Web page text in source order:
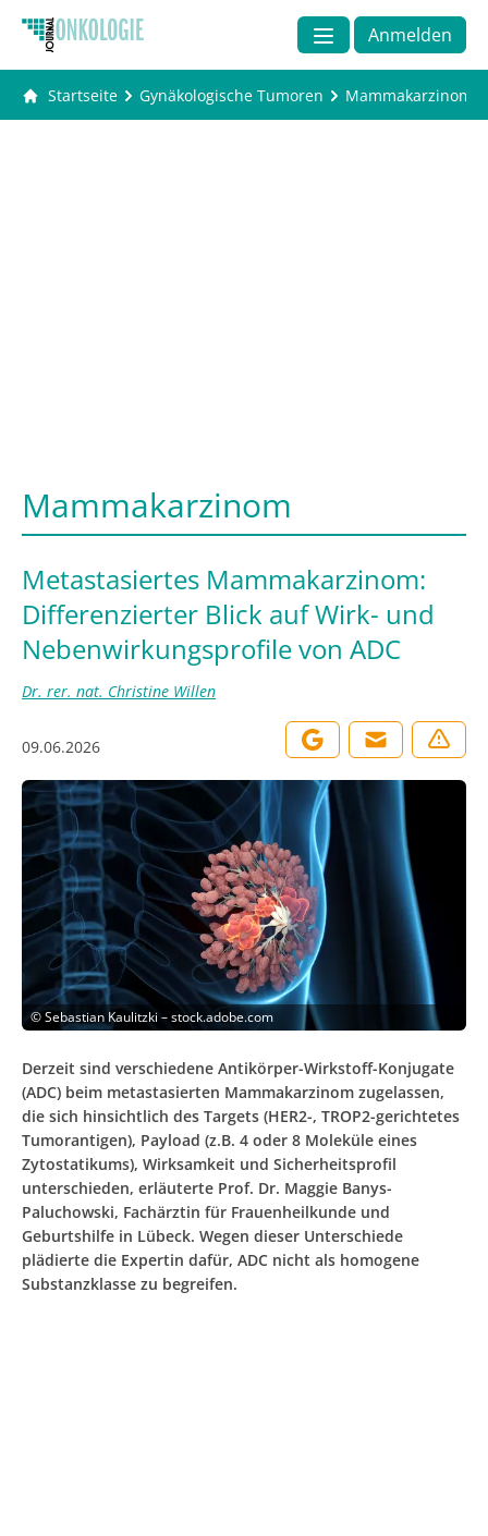
Anmelden
Startseite Gynäkologische Tumoren Mammakarzinom
Mammakarzinom
Metastasiertes Mammakarzinom:
Differenzierter Blick auf Wirk- und
Nebenwirkungsprofile von ADC
Dr. rer. nat. Christine Willen
09.06.2026
©Sebastian Kaulitzki – stock.adobe.com
Derzeit sind verschiedene Antikörper-Wirkstoff-Konjugate
(ADC) beim metastasierten Mammakarzinom zugelassen,
die sich hinsichtlich des Targets (HER2-, TROP2-gerichtetes
Tumorantigen), Payload (z.B. 4 oder 8 Moleküle eines
Zytostatikums), Wirksamkeit und Sicherheitsprofil
unterschieden, erläuterte Prof. Dr. Maggie Banys-
Paluchowski, Fachärztin für Frauenheilkunde und
Geburtshilfe in Lübeck. Wegen dieser Unterschiede
plädierte die Expertin dafür, ADC nicht als homogene
Substanzklasse zu begreifen.